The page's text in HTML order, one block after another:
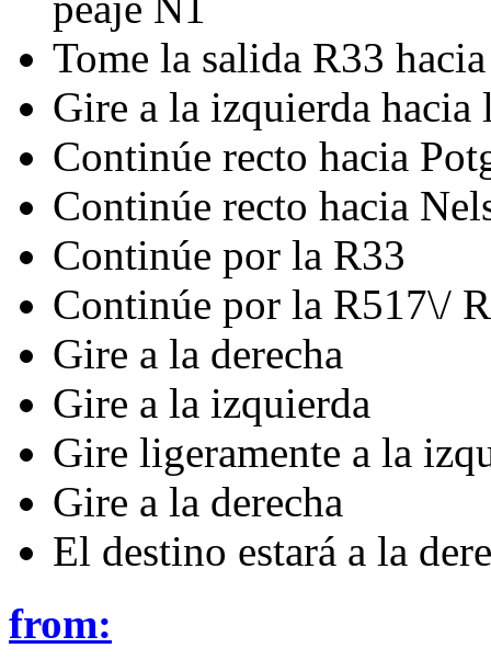
Tome la salida R33
Gire a la izquierda hacia
Continúe recto hacia
Continúe recto hacia
Continúe por la R33
Continúe por la R517\/
Gire a la derecha
Gire a la izquierda
Gire ligeramente a la
Gire a la derecha
El destino estará a la
from: